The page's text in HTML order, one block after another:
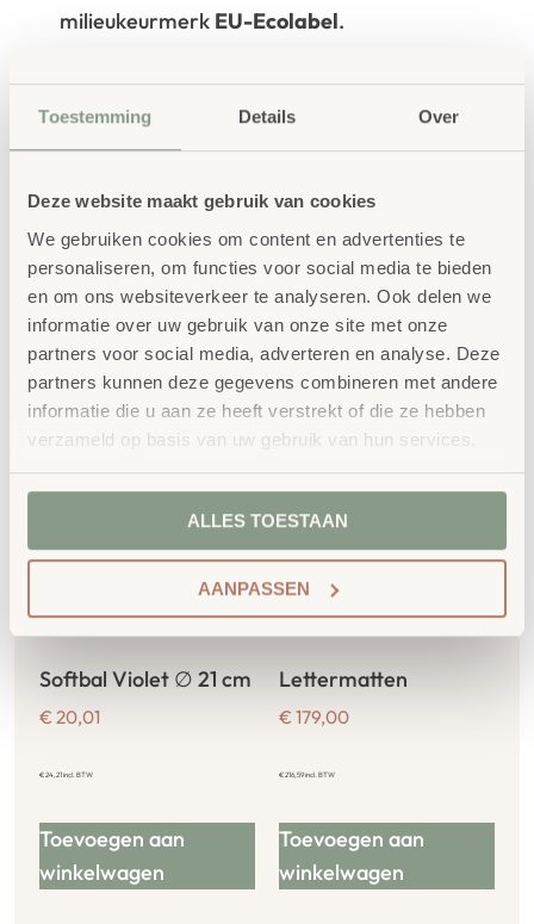
Toestemming Details Over
Deze website maakt gebruik van cookies
We gebruiken cookies om content en advertenties te
personaliseren, om functies voor social media te bieden
en om ons websiteverkeer te analyseren. Ook delen we
informatie over uw gebruik van onze site met onze
partners voor social media, adverteren en analyse. Deze
partners kunnen deze gegevens combineren met andere
informatie die u aan ze heeft verstrekt of die ze hebben
verzameld op basis van uw gebruik van hun services.
ALLES TOESTAAN
AANPASSEN
milieukeurmerk EU-Ecolabel.
SKU 86257
Gerelateerde
producten
Softbal Violet ∅ 21 cm
€ 20,01
€24,21incl. BTW
Toevoegen aan
winkelwagen
Lettermatten
€ 179,00
€216,59incl. BTW
Toevoegen aan
winkelwagen